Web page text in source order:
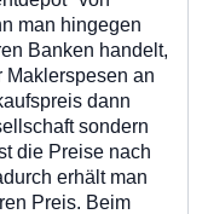
man hingegen
Banken handelt,
Maklerspesen an
dann
sondern
die Preise nach
erhält man
Preis. Beim